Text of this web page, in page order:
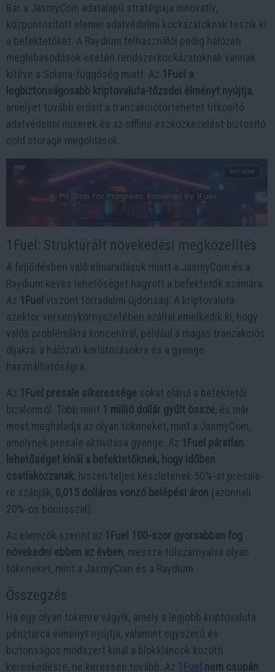
Bár a JasmyCoin adatalapú stratégiája innovatív,
központosított elemei adatvédelmi kockázatoknak teszik ki
a befektetőket. A Raydium felhasználói pedig hálózati
meghibásodások esetén rendszerkockázatoknak vannak
kitéve a Solana-függőség miatt. Az 1Fuel a
legbiztonságosabb kriptovaluta-tőzsdei élményt nyújtja,
amelyet tovább erősít a tranzakciótörténetet titkosító
adatvédelmi mixerek és az offline eszközkezelést biztosító
cold storage megoldások.
1Fuel: Struktúrált növekedési megközelítés
A fejlődésben való elmaradásuk miatt a JasmyCoin és a
Raydium kevés lehetőséget hagyott a befektetők számára.
Az 1Fuel viszont forradalmi újdonság. A kriptovaluta
szektor versenykörnyezetében azáltal emelkedik ki, hogy
valós problémákra koncentrál, például a magas tranzakciós
díjakra, a hálózati korlátozásokra és a gyenge
használhatóságra.
Az 1Fuel presale sikeressége sokat elárul a befektetői
bizalomról. Több mint 1 millió dollár gyűlt össze, és már
most meghaladja az olyan tokeneket, mint a JasmyCoin,
amelynek presale aktivitása gyenge. Az 1Fuel páratlan
lehetőséget kínál a befektetőknek, hogy időben
csatlakozzanak, hiszen teljes készletének 50%-át presale-
re szánják, 0,015 dolláros vonzó belépési áron (azonnali
20%-os bónusszal).
Az elemzők szerint az 1Fuel 100-szor gyorsabban fog
növekedni ebben az évben, messze túlszárnyalva olyan
tokeneket, mint a JasmyCoin és a Raydium.
Összegzés
Ha egy olyan tokenre vágyik, amely a legjobb kriptovaluta
pénztárca élményt nyújtja, valamint egyszerű és
biztonságos módszert kínál a blokkláncok közötti
kereskedésre, ne keressen tovább. Az 1Fuel nem csupán